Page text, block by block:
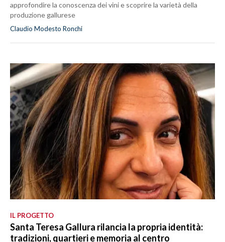
approfondire la conoscenza dei vini e scoprire la varietà della
produzione gallurese
Claudio Modesto Ronchi
IL PROGETTO
Santa Teresa Gallura rilancia la propria identità:
tradizioni, quartieri e memoria al centro